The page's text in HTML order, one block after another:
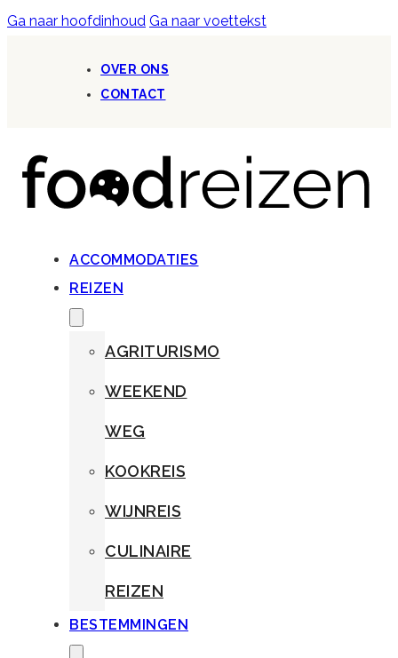
Ga naar hoofdinhoud Ga naar voettekst
OVER ONS
CONTACT
ACCOMMODATIES
REIZEN
AGRITURISMO
WEEKEND
WEG
KOOKREIS
WIJNREIS
CULINAIRE
REIZEN
BESTEMMINGEN